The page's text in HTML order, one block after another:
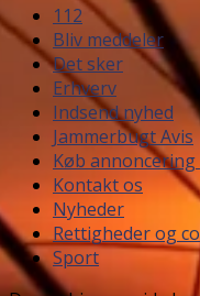
112
Bliv meddeler
Det sker
Erhverv
Indsend nyhed
Jammerbugt Avis
Køb annoncering
Kontakt os
Nyheder
Rettigheder og
Sport